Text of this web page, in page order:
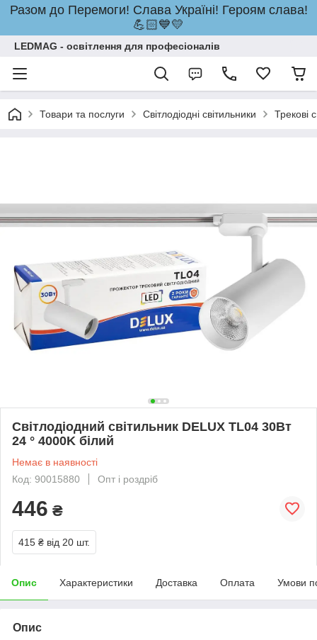
Разом до Перемоги! Слава Україні! Героям слава!
💪🏻💙💛
LEDMAG - освітлення для професіоналів
Товари та послуги Світлодіодні світильники Трекові
Світлодіодний світильник DELUX TL04 30Вт
24 ° 4000K білий
Немає в наявності
Код: 90015880
Опт і роздріб
446 ₴
415 ₴ від 20 шт.
Опис Характеристики Доставка Оплата Умови
Опис